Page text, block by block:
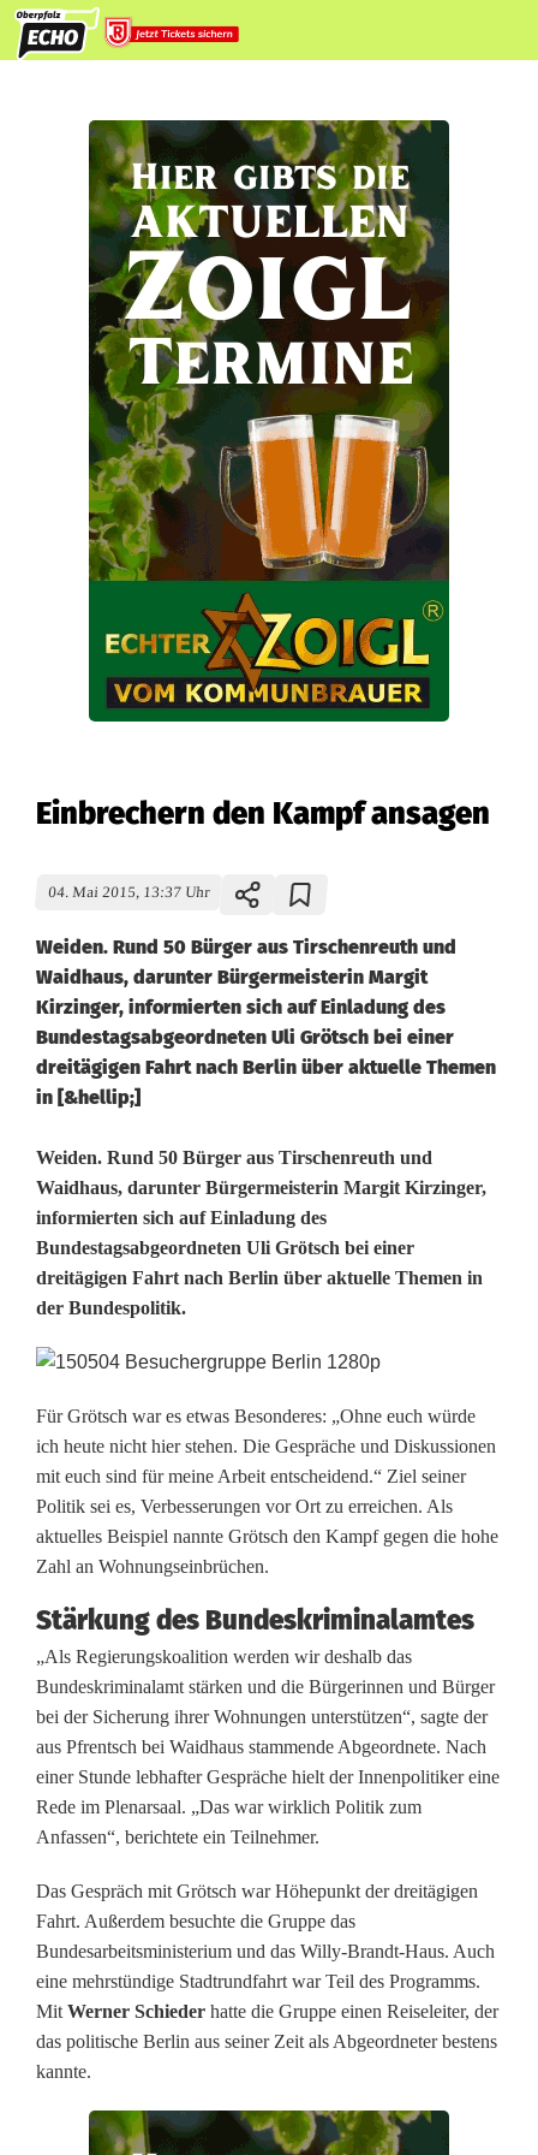
Einbrechern den Kampf ansagen
04. Mai 2015, 13:37 Uhr
Weiden. Rund 50 Bürger aus Tirschenreuth und
Waidhaus, darunter Bürgermeisterin Margit
Kirzinger, informierten sich auf Einladung des
Bundestagsabgeordneten Uli Grötsch bei einer
dreitägigen Fahrt nach Berlin über aktuelle Themen
in [&hellip;]
E
i
n
b
r
c
h
e
r
n
d
e
n
K
a
m
p
f
a
n
Weiden. Rund 50 Bürger aus Tirschenreuth und
Waidhaus, darunter Bürgermeisterin Margit Kirzinger,
informierten sich auf Einladung des
Bundestagsabgeordneten Uli Grötsch bei einer
dreitägigen Fahrt nach Berlin über aktuelle Themen in
der Bundespolitik.
Für Grötsch war es etwas Besonderes: „Ohne euch würde
ich heute nicht hier stehen. Die Gespräche und Diskussionen
mit euch sind für meine Arbeit entscheidend.“ Ziel seiner
Politik sei es, Verbesserungen vor Ort zu erreichen. Als
aktuelles Beispiel nannte Grötsch den Kampf gegen die hohe
Zahl an Wohnungseinbrüchen.
Stärkung des Bundeskriminalamtes
„Als Regierungskoalition werden wir deshalb das
Bundeskriminalamt stärken und die Bürgerinnen und Bürger
bei der Sicherung ihrer Wohnungen unterstützen“, sagte der
aus Pfrentsch bei Waidhaus stammende Abgeordnete. Nach
einer Stunde lebhafter Gespräche hielt der Innenpolitiker eine
Rede im Plenarsaal. „Das war wirklich Politik zum
Anfassen“, berichtete ein Teilnehmer.
Das Gespräch mit Grötsch war Höhepunkt der dreitägigen
Fahrt. Außerdem besuchte die Gruppe das
Bundesarbeitsministerium und das Willy-Brandt-Haus. Auch
eine mehrstündige Stadtrundfahrt war Teil des Programms.
Mit Werner Schieder hatte die Gruppe einen Reiseleiter, der
das politische Berlin aus seiner Zeit als Abgeordneter bestens
kannte.